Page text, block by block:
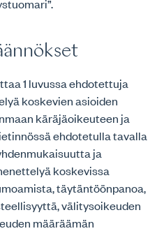
1 luvussa ehdotettuja
koskevien asioiden
käräjäoikeuteen ja
ehdotetulla tavalla
ja
koskevissa
täytäntöönpanoa,
välitysoikeuden
määräämän